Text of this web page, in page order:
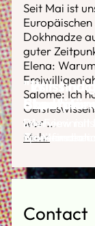
Seit Mai ist
Dokhnadze
guter
Elena:
Salome: Ich
war ...
Mehr
"Wir sind
Interview mit
"Es ist
oben"
Die
Planerinnen
Interview mit
Bauen für
Interview mit
für Menschen
Contact